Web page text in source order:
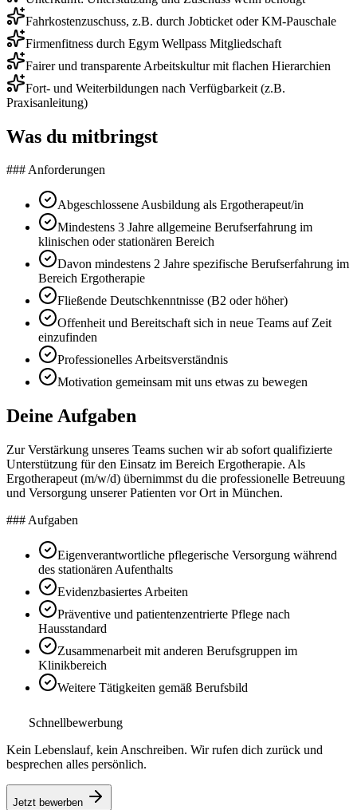
Fahrkostenzuschuss, z.B. durch Jobticket oder KM-Pauschale
Firmenfitness durch Egym Wellpass Mitgliedschaft
Fairer und transparente Arbeitskultur mit flachen Hierarchien
Fort- und Weiterbildungen nach Verfügbarkeit (z.B.
Praxisanleitung)
Was du mitbringst
### Anforderungen
Abgeschlossene Ausbildung als Ergotherapeut/in
Mindestens 3 Jahre allgemeine Berufserfahrung im
klinischen oder stationären Bereich
Davon mindestens 2 Jahre spezifische Berufserfahrung im
Bereich Ergotherapie
Fließende Deutschkenntnisse (B2 oder höher)
Offenheit und Bereitschaft sich in neue Teams auf Zeit
einzufinden
Professionelles Arbeitsverständnis
Motivation gemeinsam mit uns etwas zu bewegen
Deine Aufgaben
Zur Verstärkung unseres Teams suchen wir ab sofort qualifizierte
Unterstützung für den Einsatz im Bereich Ergotherapie. Als
Ergotherapeut (m/w/d) übernimmst du die professionelle Betreuung
und Versorgung unserer Patienten vor Ort in München.
### Aufgaben
Eigenverantwortliche pflegerische Versorgung während
des stationären Aufenthalts
Evidenzbasiertes Arbeiten
Präventive und patientenzentrierte Pflege nach
Hausstandard
Zusammenarbeit mit anderen Berufsgruppen im
Klinikbereich
Weitere Tätigkeiten gemäß Berufsbild
Schnellbewerbung
Kein Lebenslauf, kein Anschreiben. Wir rufen dich zurück und
besprechen alles persönlich.
Jetzt bewerben